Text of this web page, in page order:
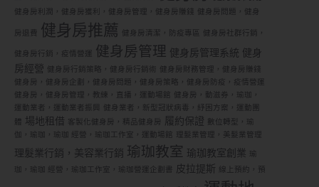
健身房利潤，健身房獲利，健身房管理，健身房賺錢 健身房問題，健身
房退費 健身房推薦 健身房清潔，防疫專區 健身房社群行銷，
健身房行銷，疫情營運 健身房管理 健身房管理系統 健身
房經營
健身房行銷策略，健身房行銷術
健身房財務管理，健身房賺錢
健身房，健身房企劃，健身房問題，健身房策略，健身房防疫，疫情營運
健身房，健身房管理，教練，直播，運動場館
健身房，動滋券，瑜珈，
運動業者，運動業者振興
健身業者，新型冠狀病毒，紓困方案，運動團
場地租借 客製化健身房，精品健身房 履約保證
數位轉型，瑜
伽，瑜珈，瑜珈 經營，瑜珈工作室，運動場館
理髮業管理，美髮業管理
理髮業行銷，美容業行銷 瑜珈教室 瑜珈教室創業
珈，瑜珈 經營，瑜珈工作室，瑜珈營運企劃書
皮拉提斯 線上預約，預